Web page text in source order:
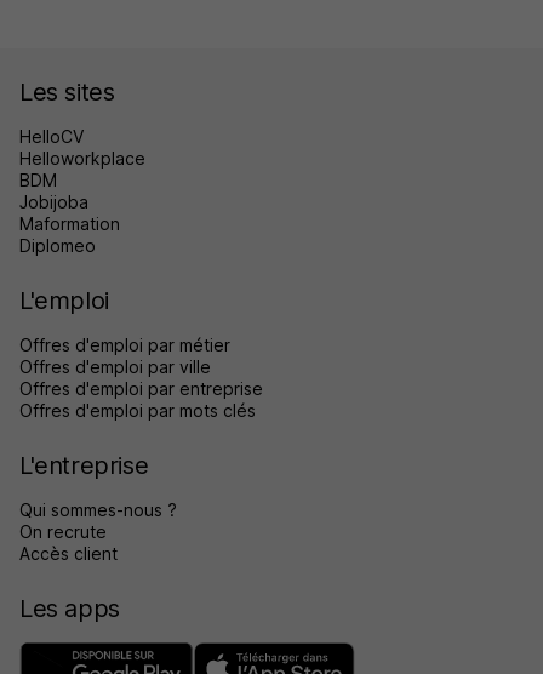
Les sites
HelloCV
Helloworkplace
BDM
Jobijoba
Maformation
Diplomeo
L'emploi
Offres d'emploi par métier
Offres d'emploi par ville
Offres d'emploi par entreprise
Offres d'emploi par mots clés
L'entreprise
Qui sommes-nous ?
On recrute
Accès client
Les apps